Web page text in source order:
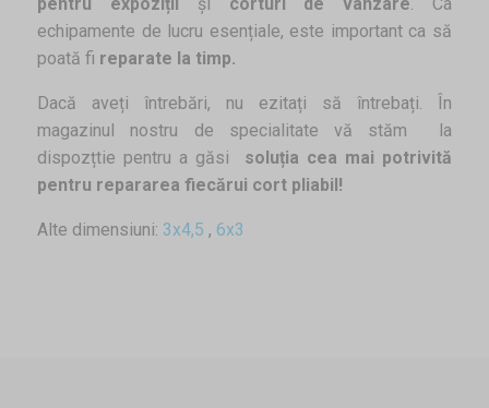
echipamente de lucru esențiale, este important ca să
poată fi reparate la timp.
Dacă aveți întrebări, nu ezitați să întrebați. În
magazinul nostru de specialitate vă stăm la
dispozțtie pentru a găsi soluția cea mai potrivită
pentru repararea fiecărui cort pliabil!
Alte dimensiuni: 3x4,5 , 6x3